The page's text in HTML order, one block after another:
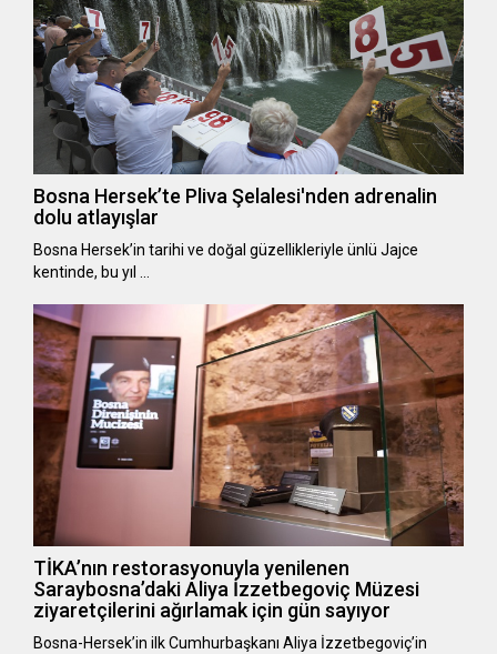
Bosna Hersek’te Pliva Şelalesi'nden adrenalin
dolu atlayışlar
Bosna Hersek’in tarihi ve doğal güzellikleriyle ünlü Jajce
kentinde, bu yıl …
TİKA’nın restorasyonuyla yenilenen
Saraybosna’daki Aliya İzzetbegoviç Müzesi
ziyaretçilerini ağırlamak için gün sayıyor
Bosna-Hersek’in ilk Cumhurbaşkanı Aliya İzzetbegoviç’in